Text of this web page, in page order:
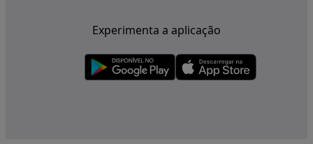
Experimenta a aplicação